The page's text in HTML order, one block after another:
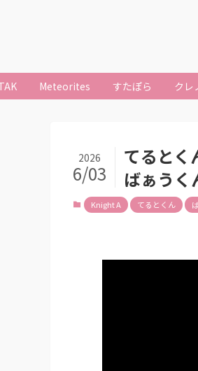
Meteorites すたぽら クレ
てるとく
ばぁう
2026
6/03
Knight A てるとくん